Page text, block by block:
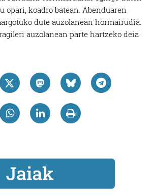
opari, koadro batean. Abenduaren
dute auzolanean hormairudia.
auzolanean parte hartzeko deia